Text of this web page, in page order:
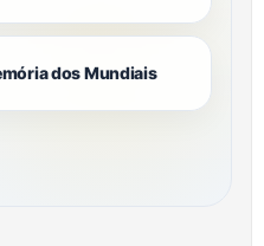
dos Mundiais